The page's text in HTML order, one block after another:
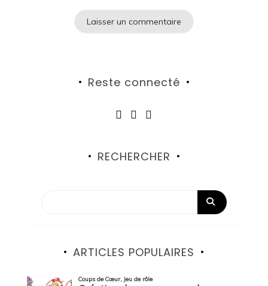
Reste connecté
RECHERCHER
ARTICLES POPULAIRES